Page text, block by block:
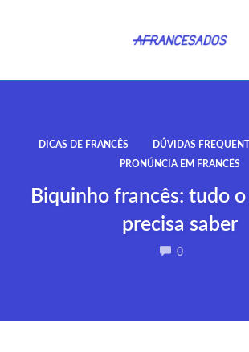
conteúdoDICAS DE FRANCÊS
DÚVIDAS
PRONÚNCIA EM FRANCÊS
Biquinho francês: tudo
precisa saber
0COMMENTS